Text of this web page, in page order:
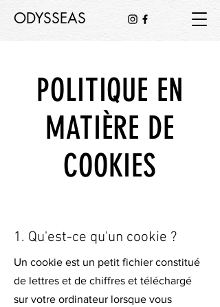
ODYSSEAS
POLITIQUE EN
MATIÈRE DE
COOKIES
1. Qu'est-ce qu'un cookie ?
Un cookie est un petit fichier constitué
de lettres et de chiffres et téléchargé
sur votre ordinateur lorsque vous